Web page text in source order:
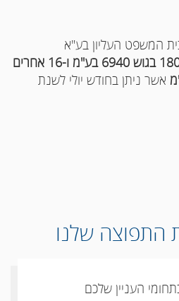
המשפט העליון בע"א
אחוזת חלקה 180/8 בגוש 6940 בע"מ ו-16 אחרים
אשר ניתן בחודש יולי לשנת
התפוצה שלנו
העניין שלכם